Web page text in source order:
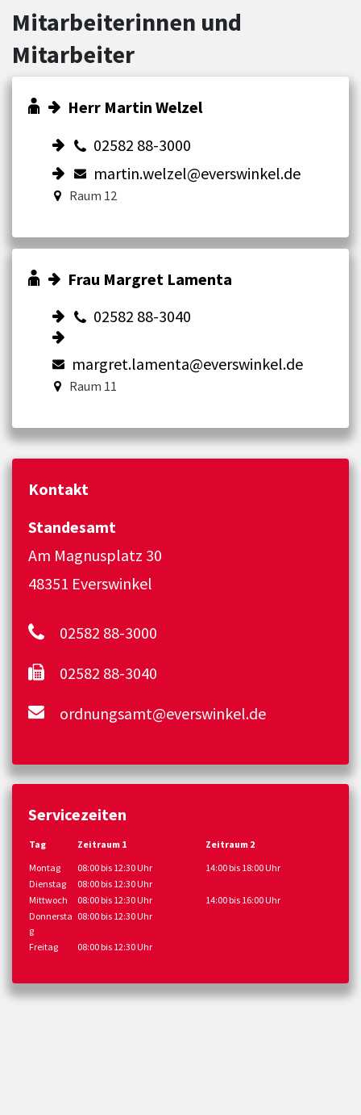
Mitarbeiterinnen und
Mitarbeiter
Herr Martin Welzel
02582 88-3000
martin.welzel@everswinkel.de
Raum 12
Frau Margret Lamenta
02582 88-3040
margret.lamenta@everswinkel.de
Raum 11
Kontakt
Standesamt
Am Magnusplatz 30
48351 Everswinkel
02582 88-3000
02582 88-3040
ordnungsamt@everswinkel.de
Servicezeiten
Tag Zeitraum 1
Zeitraum 2
Montag
08:00 bis 12:30 Uhr
14:00 bis 18:00 Uhr
Dienstag
08:00 bis 12:30 Uhr
Mittwoch
08:00 bis 12:30 Uhr
14:00 bis 16:00 Uhr
Donnersta
g
08:00 bis 12:30 Uhr
Freitag 08:00 bis 12:30 Uhr